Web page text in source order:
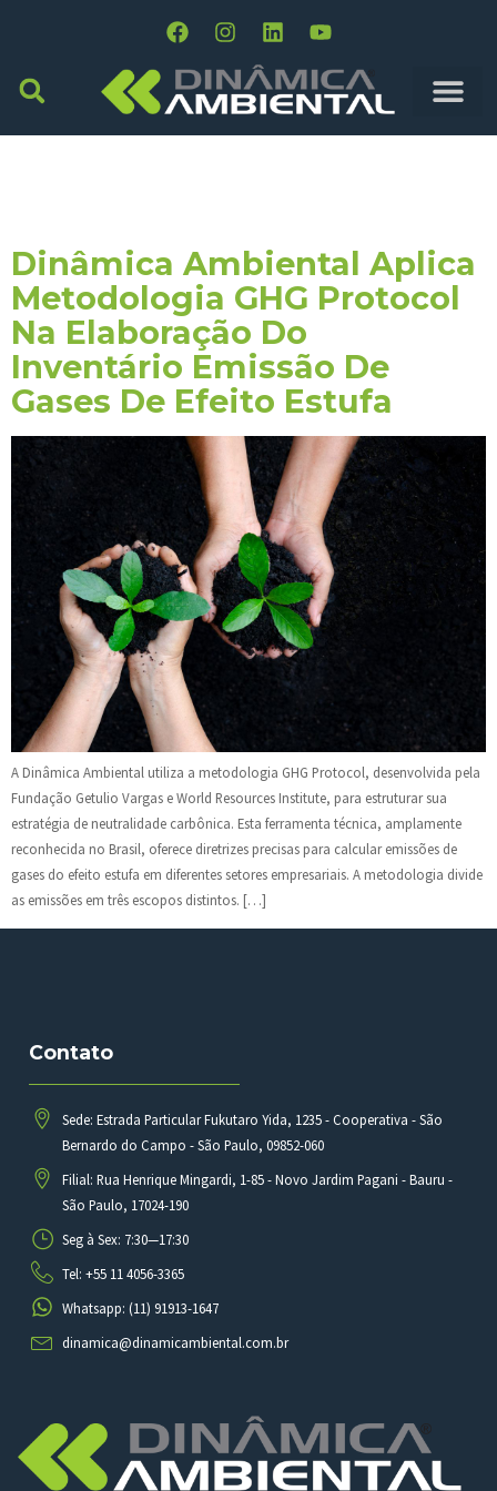
Dinâmica Ambiental Aplica
Metodologia GHG Protocol
Na Elaboração Do
Inventário Emissão De
Gases De Efeito Estufa
A Dinâmica Ambiental utiliza a metodologia GHG Protocol, desenvolvida pela
Fundação Getulio Vargas e World Resources Institute, para estruturar sua
estratégia de neutralidade carbônica. Esta ferramenta técnica, amplamente
reconhecida no Brasil, oferece diretrizes precisas para calcular emissões de
gases do efeito estufa em diferentes setores empresariais. A metodologia divide
as emissões em três escopos distintos. […]
Contato
Sede: Estrada Particular Fukutaro Yida, 1235 - Cooperativa - São
Bernardo do Campo - São Paulo, 09852-060
Filial: Rua Henrique Mingardi, 1-85 - Novo Jardim Pagani - Bauru -
São Paulo, 17024-190
Seg à Sex: 7:30—17:30
Tel: +55 11 4056-3365
Whatsapp: (11) 91913-1647
dinamica@dinamicambiental.com.br